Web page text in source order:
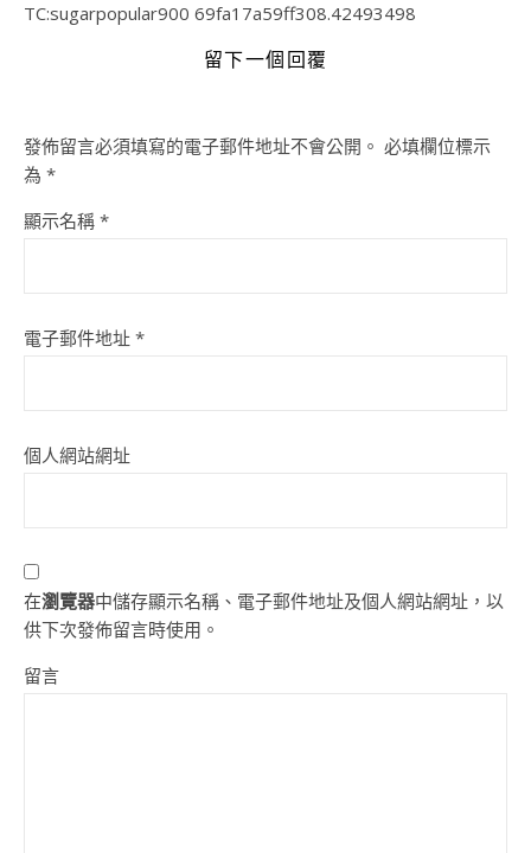
TC:sugarpopular900 69fa17a59ff308.42493498
留下一個回覆
發佈留言必須填寫的電子郵件地址不會公開。 必填欄位標示
為 *
顯示名稱 *
電子郵件地址 *
個人網站網址
在瀏覽器中儲存顯示名稱、電子郵件地址及個人網站網址，以
供下次發佈留言時使用。
留言